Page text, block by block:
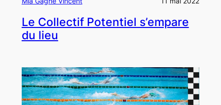
Le Collectif Potentiel s’empare
du lieu